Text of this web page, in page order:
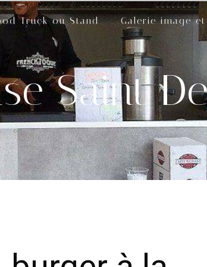
Truck ou Stand Galerie image
Saint